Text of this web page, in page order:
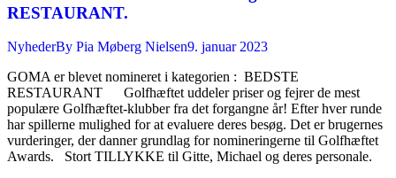
RESTAURANT.
NyhederBy Pia Møberg Nielsen9. januar 2023
GOMA er blevet nomineret i kategorien : BEDSTE
RESTAURANT Golfhæftet uddeler priser og fejrer de mest
populære Golfhæftet-klubber fra det forgangne år! Efter hver runde
har spillerne mulighed for at evaluere deres besøg. Det er brugernes
vurderinger, der danner grundlag for nomineringerne til Golfhæftet
Awards. Stort TILLYKKE til Gitte, Michael og deres personale.